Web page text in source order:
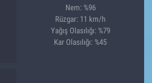
Nem: %96
Rüzgar: 11 km/h
Yağış Olasılığı: %79
Kar Olasılığı: %45